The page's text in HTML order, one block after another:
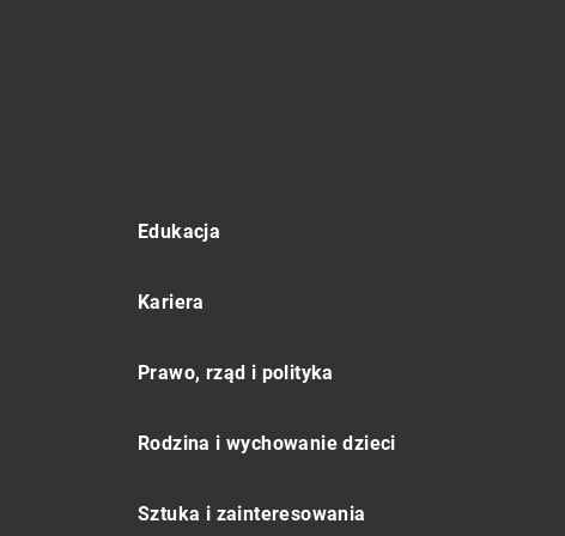
Edukacja
Kariera
Prawo, rząd i polityka
Rodzina i wychowanie dzieci
Sztuka i zainteresowania